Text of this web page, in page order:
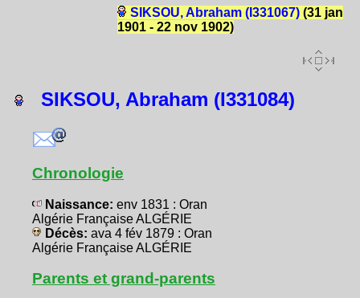
SIKSOU, Abraham (I331067)(31 jan
1901 - 22 nov 1902)
SIKSOU, Abraham (I331084)
Chronologie
Naissance: env 1831 : Oran
Algérie Française ALGÉRIE
Décès: ava 4 fév 1879 : Oran
Algérie Française ALGÉRIE
Parents et grand-parents